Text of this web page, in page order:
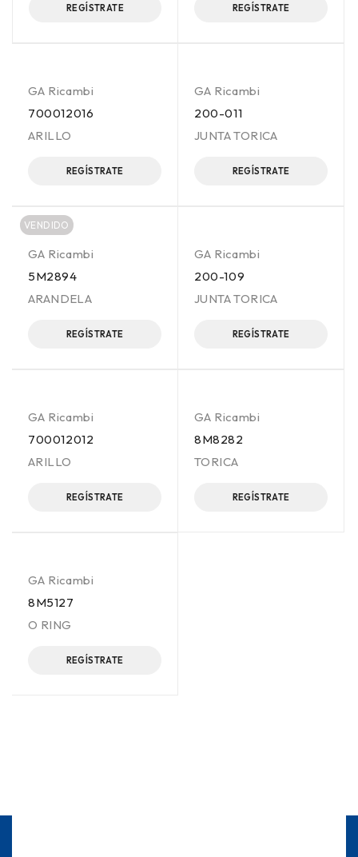
REGÍSTRATE REGÍSTRATE
GA Ricambi
700012016
ARILLO
REGÍSTRATE
GA Ricambi
200-011
JUNTA TORICA
REGÍSTRATE
VENDIDO
GA Ricambi
5M2894
ARANDELA
REGÍSTRATE
GA Ricambi
200-109
JUNTA TORICA
REGÍSTRATE
GA Ricambi
700012012
ARILLO
REGÍSTRATE
GA Ricambi
8M8282
TORICA
REGÍSTRATE
GA Ricambi
8M5127
O RING
REGÍSTRATE